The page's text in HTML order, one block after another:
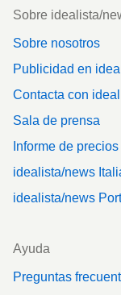
Footer
Sobre idealista/
Sobre nosotros
Publicidad en
Contacta con
Sala de prensa
Informe de precios
idealista/news
idealista/news
Ayuda
Preguntas